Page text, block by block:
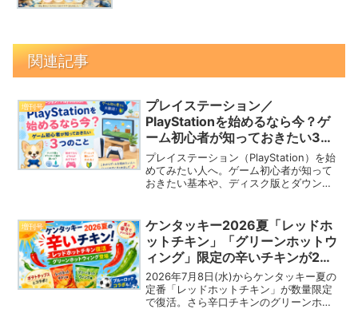
関連記事
増刊号
プレイステーション／
PlayStationを始めるなら今？ゲ
ーム初心者が知っておきたい3つ
のこと
プレイステーション（PlayStation）を始
めてみたい人へ。ゲーム初心者が知って
おきたい基本や、ディスク版とダウンロ
増刊号
ケンタッキー2026夏「レッドホ
ットチキン」「グリーンホットウ
ィング」限定の辛いチキンが2種
同時に登場！ブルーロックコラボ
も
2026年7月8日(水)からケンタッキー夏の
定番「レッドホットチキン」が数量限定
で復活。さら辛口チキンのグリーンホッ